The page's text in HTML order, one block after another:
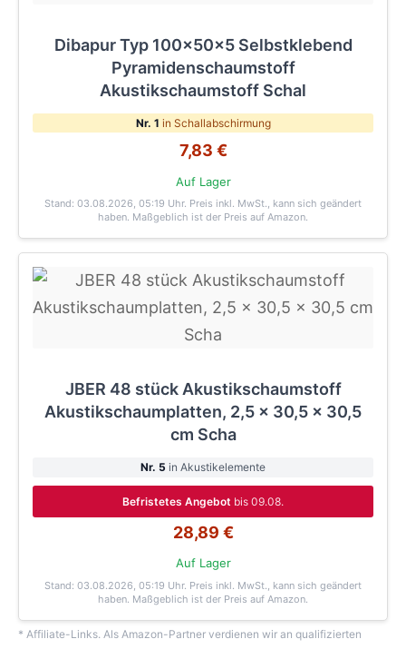
Dibapur Typ 100x50x5 Selbstklebend
Pyramidenschaumstoff
Akustikschaumstoff Schal
Nr. 1 in Schallabschirmung
7,83 €
Auf Lager
Stand: 03.08.2026, 05:19 Uhr. Preis inkl. MwSt., kann sich geändert
haben. Maßgeblich ist der Preis auf Amazon.
JBER 48 stück Akustikschaumstoff
Akustikschaumplatten, 2,5 x 30,5 x 30,5
cm Scha
Nr. 5 in Akustikelemente
Befristetes Angebot bis 09.08.
28,89 €
Auf Lager
Stand: 03.08.2026, 05:19 Uhr. Preis inkl. MwSt., kann sich geändert
haben. Maßgeblich ist der Preis auf Amazon.
* Affiliate-Links. Als Amazon-Partner verdienen wir an qualifizierten